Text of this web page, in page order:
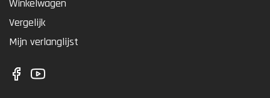
Winkelwagen
Vergelijk
Mijn verlanglijst